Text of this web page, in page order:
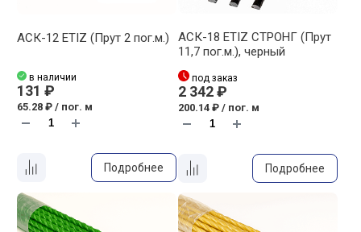
АСК-12 ETIZ (Прут 2 пог.м.)
в наличии
131 ₽
65.28 ₽ / пог. м
Подробнее
АСК-18 ETIZ СТРОНГ (Прут
11,7 пог.м.), черный
под заказ
2 342 ₽
200.14 ₽ / пог. м
Подробнее